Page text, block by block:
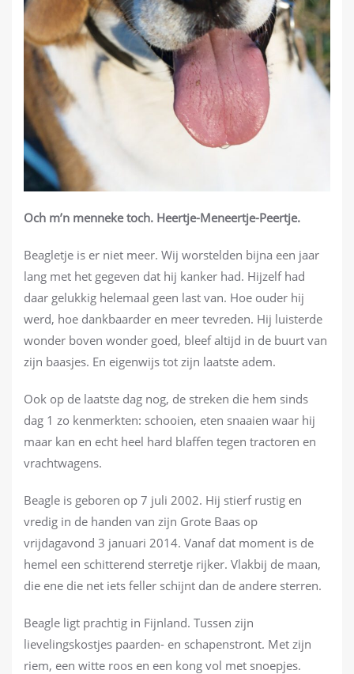
Och m’n menneke toch. Heertje-Meneertje-Peertje.
Beagletje is er niet meer. Wij worstelden bijna een jaar
lang met het gegeven dat hij kanker had. Hijzelf had
daar gelukkig helemaal geen last van. Hoe ouder hij
werd, hoe dankbaarder en meer tevreden. Hij luisterde
wonder boven wonder goed, bleef altijd in de buurt van
zijn baasjes. En eigenwijs tot zijn laatste adem.
Ook op de laatste dag nog, de streken die hem sinds
dag 1 zo kenmerkten: schooien, eten snaaien waar hij
maar kan en echt heel hard blaffen tegen tractoren en
vrachtwagens.
Beagle is geboren op 7 juli 2002. Hij stierf rustig en
vredig in de handen van zijn Grote Baas op
vrijdagavond 3 januari 2014. Vanaf dat moment is de
hemel een schitterend sterretje rijker. Vlakbij de maan,
die ene die net iets feller schijnt dan de andere sterren.
Beagle ligt prachtig in Fijnland. Tussen zijn
lievelingskostjes paarden- en schapenstront. Met zijn
riem, een witte roos en een kong vol met snoepjes.